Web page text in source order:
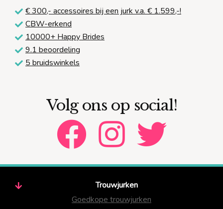
€ 300,- accessoires bij een jurk v.a. € 1.599,-!
CBW-erkend
10000+ Happy Brides
9.1 beoordeling
5 bruidswinkels
Volg ons op social!
Trouwjurken
Goedkope trouwjurken